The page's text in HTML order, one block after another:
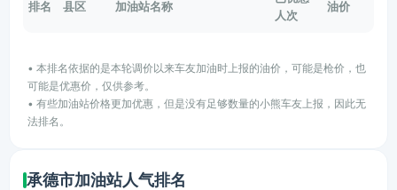
排名 县区 加油站名称
人次
油价
• 本排名依据的是本轮调价以来车友加油时上报的油价，可能是枪价，也
可能是优惠价，仅供参考。
• 有些加油站价格更加优惠，但是没有足够数量的小熊车友上报，因此无
法排名。
承德市加油站人气排名